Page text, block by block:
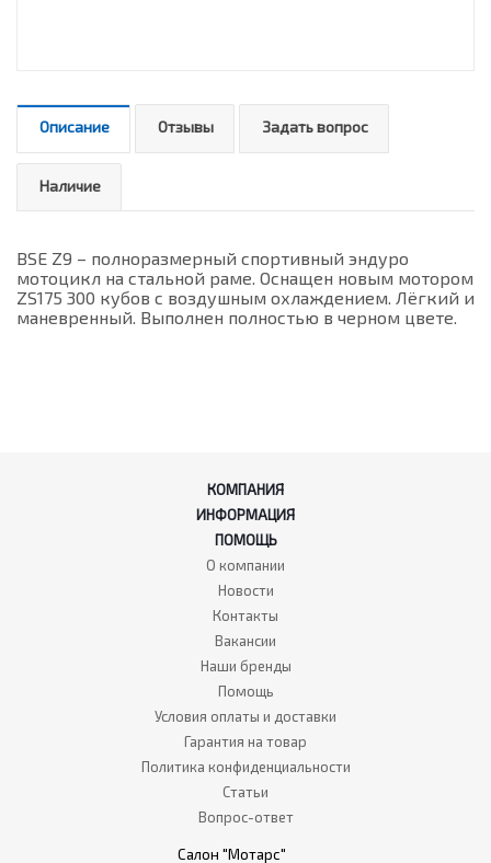
Описание Отзывы Задать вопрос
Наличие
BSE Z9 – полноразмерный спортивный эндуро
мотоцикл на стальной раме. Оснащен новым мотором
ZS175 300 кубов с воздушным охлаждением. Лёгкий и
маневренный. Выполнен полностью в черном цвете.
КОМПАНИЯ
ИНФОРМАЦИЯ
ПОМОЩЬ
О компании
Новости
Контакты
Вакансии
Наши бренды
Помощь
Условия оплаты и доставки
Гарантия на товар
Политика конфиденциальности
Статьи
Вопрос-ответ
Салон "Мотарс"